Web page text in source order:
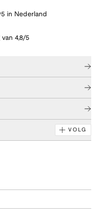
in Nederland
4,8/5
VOLG